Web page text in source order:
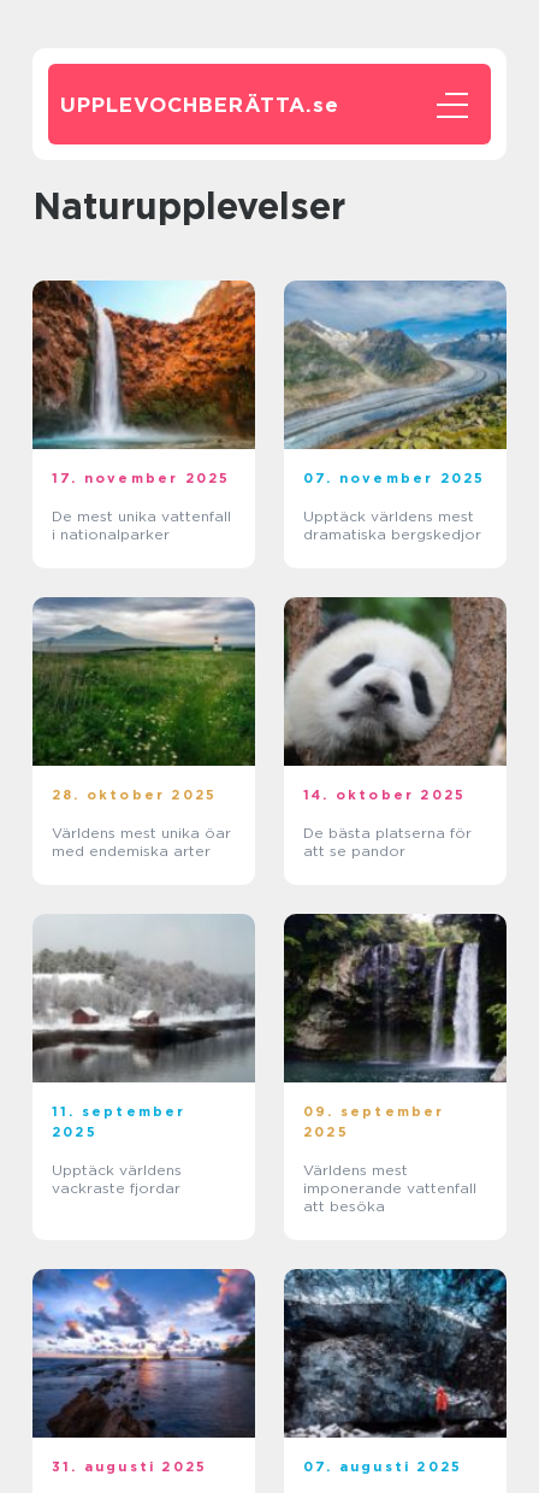
UPPLEVOCHBERÄTTA.se
Naturupplevelser
17. november 2025
De mest unika vattenfall
i nationalparker
07. november 2025
Upptäck världens mest
dramatiska bergskedjor
28. oktober 2025
Världens mest unika öar
med endemiska arter
14. oktober 2025
De bästa platserna för
att se pandor
11. september
2025
Upptäck världens
vackraste fjordar
09. september
2025
Världens mest
imponerande vattenfall
att besöka
31. augusti 2025 07. augusti 2025